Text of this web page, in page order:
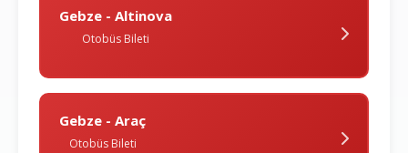
Gebze - Altinova
Otobüs Bileti
Gebze - Araç
Otobüs Bileti